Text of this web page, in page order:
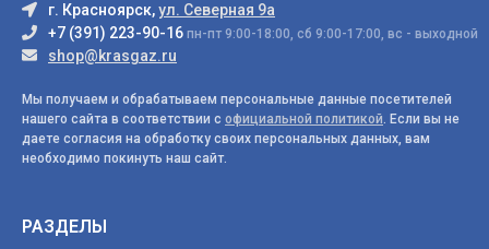
г. Красноярск,ул. Северная 9а
+7 (391) 223-90-16 пн-пт 9:00-18:00, сб 9:00-17:00, вс - выходной
shop@krasgaz.ru
Мы получаем и обрабатываем персональные данные посетителей
нашего сайта в соответствии с официальной политикой. Если вы не
даете согласия на обработку своих персональных данных, вам
необходимо покинуть наш сайт.
РАЗДЕЛЫ